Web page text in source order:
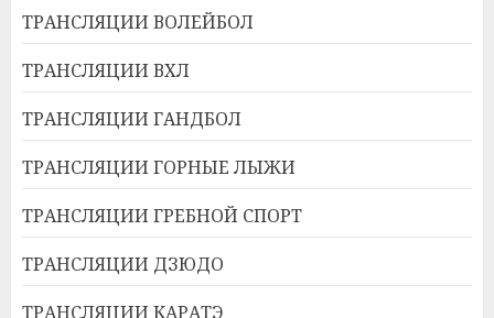
ТРАНСЛЯЦИИ ВОЛЕЙБОЛ
ТРАНСЛЯЦИИ ВХЛ
ТРАНСЛЯЦИИ ГАНДБОЛ
ТРАНСЛЯЦИИ ГОРНЫЕ ЛЫЖИ
ТРАНСЛЯЦИИ ГРЕБНОЙ СПОРТ
ТРАНСЛЯЦИИ ДЗЮДО
ТРАНСЛЯЦИИ КАРАТЭ